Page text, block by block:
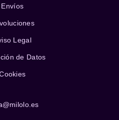
Envíos
Legal
de Datos